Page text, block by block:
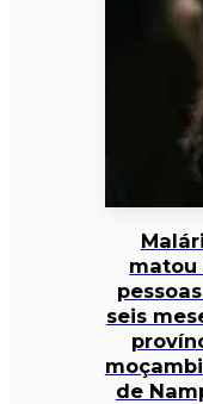
matou
seis
de